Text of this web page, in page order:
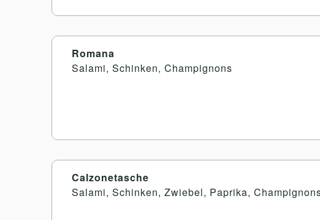
Romana
Salami, Schinken, Champignons
Calzonetasche
Salami, Schinken, Zwiebel, Paprika,